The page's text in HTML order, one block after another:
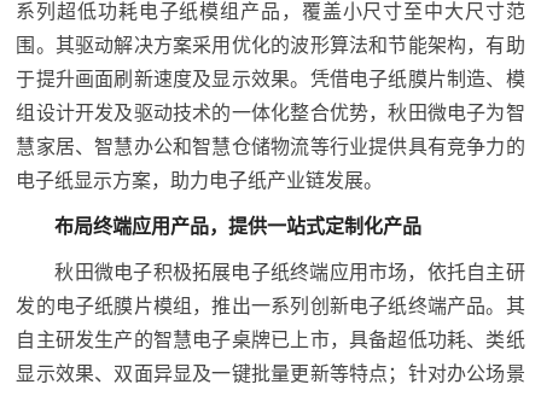
系列超低功耗电子纸模组产品，覆盖小尺寸至中大尺寸范
围。其驱动解决方案采用优化的波形算法和节能架构，有助
于提升画面刷新速度及显示效果。凭借电子纸膜片制造、模
组设计开发及驱动技术的一体化整合优势，秋田微电子为智
慧家居、智慧办公和智慧仓储物流等行业提供具有竞争力的
电子纸显示方案，助力电子纸产业链发展。
布局终端应用产品，提供一站式定制化产品
秋田微电子积极拓展电子纸终端应用市场，依托自主研
发的电子纸膜片模组，推出一系列创新电子纸终端产品。其
自主研发生产的智慧电子桌牌已上市，具备超低功耗、类纸
显示效果、双面异显及一键批量更新等特点；针对办公场景